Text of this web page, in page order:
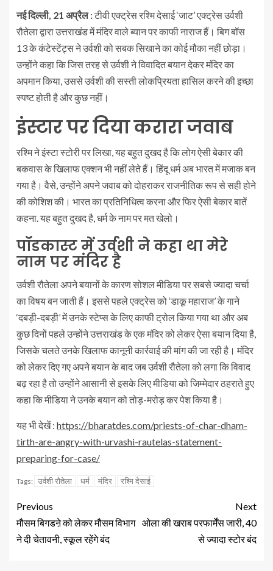
नई दिल्ली, 21 अप्रैल :टीवी एक्ट्रेस रश्मि देसाई ‘जाट’ एक्ट्रेस उर्वशी
रौतेला द्वारा उत्तराखंड में मंदिर वाले ब्यान पर काफी नाराज हैं। बिग बॉस
13 के कंटेस्टेंट्स ने उर्वशी को सबक सिखाने का कोई मौका नहीं छोड़ा।
उन्होंने कहा कि जिस तरह से उर्वशी ने विवादित बयान देकर मंदिर का
अपमान किया, उससे उर्वशी की सस्ती लोकप्रियता हासिल करने की इच्छा
स्पष्ट होती है और कुछ नहीं।
इंस्टार पर दिया करारा जवाब
रश्मि ने इंस्टा स्टोरी पर लिखा, यह बहुत दुखद है कि लोग ऐसी बेकार की
बकवास के खिलाफ एक्शन भी नहीं लेते हैं। हिंदू धर्म अब भारत में मजाक बन
गया है। वैसे, उन्होंने अपने जवाब को दोहराकर राजनीतिक रूप से सही होने
की कोशिश की। भारत का प्रतिनिधित्व करना और फिर ऐसी बेकार बातें
कहना. यह बहुत दुखद है, धर्म के नाम पर मत खेलो।
पॉडकास्ट में उर्वशी ने कहा था मेरे
नाम पर मंदिर है
उर्वशी रौतेला अपने बयानों के कारण सोशल मीडिया पर सबसे ज्यादा चर्चा
का विषय बन जाती हैं। इससे पहले एक्ट्रेस को ‘डाकू महाराज’ के गाने
‘दबड़ी-दबड़ी’ में उनके स्टेप्स के लिए काफी ट्रोल किया गया था और अब
कुछ दिनों पहले उन्होंने उत्तराखंड के एक मंदिर को लेकर ऐसा बयान दिया है,
जिसके चलते उनके खिलाफ कानूनी कार्रवाई की मांग की जा रही है। मंदिर
को लेकर दिए गए अपने बयान के बाद जब उर्वशी रौतेला को लगा कि विवाद
बढ़ रहा है तो उन्होंने आसानी से इसके लिए मीडिया को जिम्मेदार ठहराते हुए
कहा कि मीडिया ने उनके बयान को तोड़-मरोड़ कर पेश किया है।
यह भी देखें : https://bharatdes.com/priests-of-char-dham-
tirth-are-angry-with-urvashi-rautelas-statement-
preparing-for-case/
Tags: उर्वशी रौतेला धर्म मंदिर रश्मि देसाई
Previous
मौसम बिगडऩे को लेकर मौसम विभाग
ने दी चेतावनी, स्कूल रहेंगे बंद
Next
ओला की खराब परफार्मेंस जारी, 40
से ज्यादा स्टोर बंद